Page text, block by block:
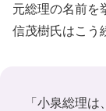
元総理の名前を
信茂樹氏はこう
「小泉総理